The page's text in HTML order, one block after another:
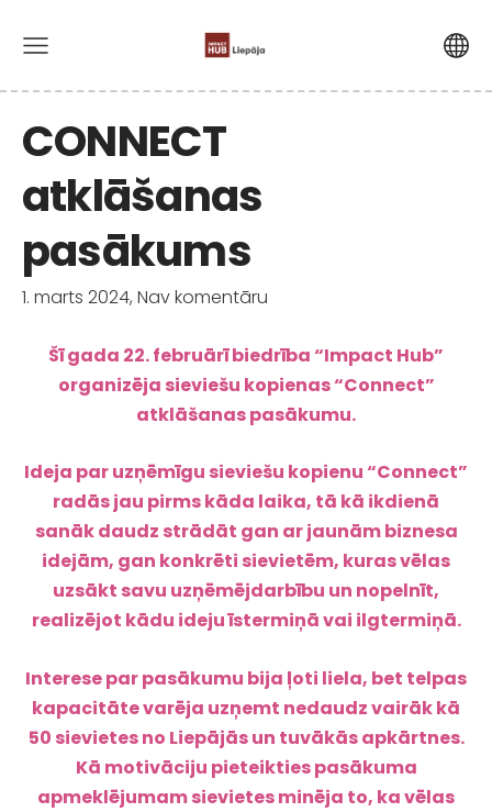
CONNECT
atklāšanas
pasākums
1. marts 2024, Nav komentāru
Šī gada 22. februārī biedrība “Impact Hub”
organizēja sieviešu kopienas “Connect”
atklāšanas pasākumu.
Ideja par uzņēmīgu sieviešu kopienu “Connect”
radās jau pirms kāda laika, tā kā ikdienā
sanāk daudz strādāt gan ar jaunām biznesa
idejām, gan konkrēti sievietēm, kuras vēlas
uzsākt savu uzņēmējdarbību un nopelnīt,
realizējot kādu ideju īstermiņā vai ilgtermiņā.
Interese par pasākumu bija ļoti liela, bet telpas
kapacitāte varēja uzņemt nedaudz vairāk kā
50 sievietes no Liepājās un tuvākās apkārtnes.
Kā motivāciju pieteikties pasākuma
apmeklējumam sievietes minēja to, ka vēlas